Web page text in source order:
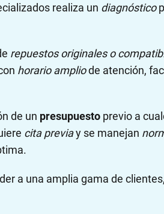
realiza un diagnóstico
repuestos originales o
horario ampliode atención,
de un presupuesto previo a
cita previay se manejan
a una amplia gama de